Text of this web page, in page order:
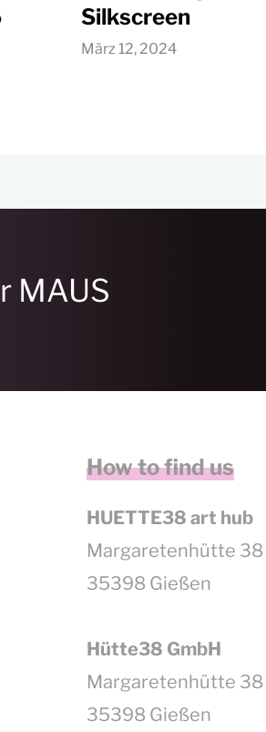
Silkscreen
März 12, 2024
MAUS
How to find us
HUETTE38 art hub
Margaretenhütte 38
35398 Gießen
Hütte38 GmbH
Margaretenhütte 38
35398 Gießen